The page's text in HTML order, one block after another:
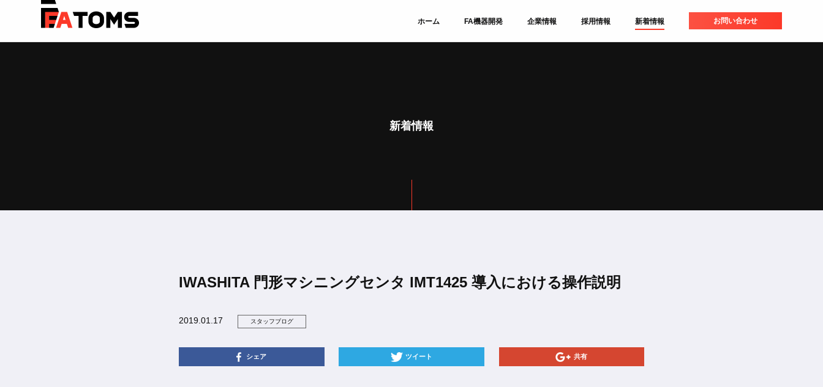
ホーム FA機器開発 企業情報 採用情報 新着情報 お問い合わせ
新着情報
IWASHITA 門形マシニングセンタ IMT1425 導入における操作説明
2019.01.17 スタッフブログ
シェア ツイート 共有